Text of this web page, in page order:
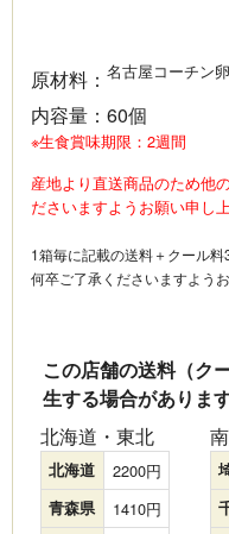
原材料 ： 名古屋コーチン
内容量 ： 60個
※生食賞味期限：2週間
産地より直送商品のため他
ださいますようお願い申し上
1箱毎に記載の送料＋クール料
何卒ご了承くださいますよう
この店舗の送料（ク
生する場合があります
北海道・東北
北海道 2200
青森県 1410